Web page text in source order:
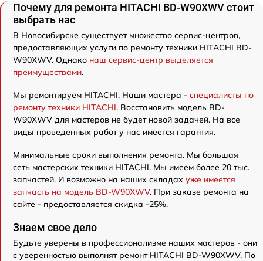
Почему для ремонта HITACHI BD-W90XWV стоит
выбрать нас
В Новосибирске существует множество сервис-центров,
предоставляющих услуги по ремонту техники HITACHI BD-
W90XWV. Однако наш сервис-центр выделяется
преимуществами.
Мы ремонтируем HITACHI. Наши мастера - специалисты по
ремонту техники HITACHI. Восстановить модель BD-
W90XWV для мастеров не будет новой задачей. На все
виды проведенных работ у нас имеется гарантия.
Минимальные сроки выполнения ремонта. Мы большая
сеть мастерских техники HITACHI. Мы имеем более 20 тыс.
запчастей. И возможно на наших складах уже имеется
запчасть на модель BD-W90XWV. При заказе ремонта на
сайте - предоставляется скидка -25%.
Знаем свое дело
Будьте уверены в профессионализме наших мастеров - они
с уверенностью выполнят ремонт HITACHI BD-W90XWV. По